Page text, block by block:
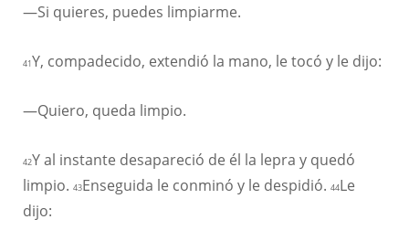
—Si quieres, puedes limpiarme.
41Y, compadecido, extendió la mano, le tocó y le dijo:
—Quiero, queda limpio.
42Y al instante desapareció de él la lepra y quedó
limpio. 43Enseguida le conminó y le despidió. 44Le
dijo: